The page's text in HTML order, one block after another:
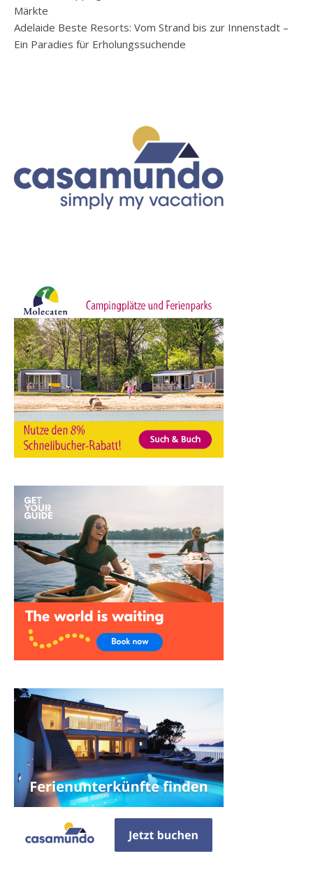
Märkte
Adelaide Beste Resorts: Vom Strand bis zur Innenstadt –
Ein Paradies für Erholungssuchende